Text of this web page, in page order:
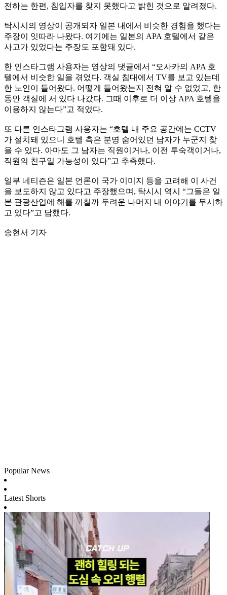
전하는 한편, 침입자를 찾지 못했다고 밝힌 것으로 알려졌다.
탁시시의 영상이 공개되자 일본 내에서 비슷한 경험을 했다는
주장이 잇따라 나왔다. 여기에는 일본의 APA 호텔에서 같은
사고가 있었다는 주장도 포함돼 있다.
한 인스타그램 사용자는 영상의 댓글에서 “오사카의 APA 호
텔에서 비슷한 일을 겪었다. 객실 침대에서 TV를 보고 있는데
한 노인이 들어왔다. 어떻게 들어왔는지 전혀 알 수 없었고, 한
동안 객실에 서 있다 나갔다. 그때 이후로 더 이상 APA 호텔을
이용하지 않는다”고 적었다.
또 다른 인스타그램 사용자는 “호텔 내 주요 공간에는 CCTV
가 설치돼 있으니 호텔 측은 분명 숨어있던 남자가 누군지 찾
을 수 있다. 아마도 그 남자는 직원이거나, 이전 투숙객이거나,
직원의 친구일 가능성이 있다”고 추측했다.
일부 네티즌은 일본 언론이 국가 이미지 등을 고려해 이 사건
을 보도하지 않고 있다고 주장했으며, 탁시시 역시 “그들은 일
본 관광산업에 해를 끼칠까 두려운 나머지 내 이야기를 무시하
고 있다”고 답했다.
송현서 기자
Popular News
Latest Shorts